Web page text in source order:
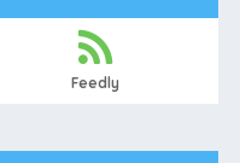
Feedly